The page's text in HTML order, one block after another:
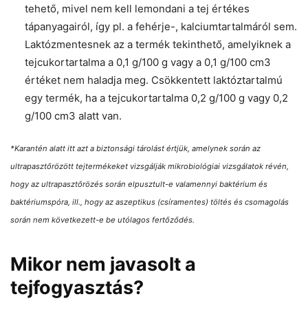
tehető, mivel nem kell lemondani a tej értékes
tápanyagairól, így pl. a fehérje-, kalciumtartalmáról sem.
Laktózmentesnek az a termék tekinthető, amelyiknek a
tejcukortartalma a 0,1 g/100 g vagy a 0,1 g/100 cm3
értéket nem haladja meg. Csökkentett laktóztartalmú
egy termék, ha a tejcukortartalma 0,2 g/100 g vagy 0,2
g/100 cm3 alatt van.
*Karantén alatt itt azt a biztonsági tárolást értjük, amelynek során az
ultrapasztőrözött tejtermékeket vizsgálják mikrobiológiai vizsgálatok révén,
hogy az ultrapasztőrözés során elpusztult-e valamennyi baktérium és
baktériumspóra, ill., hogy az aszeptikus (csíramentes) töltés és csomagolás
során nem következett-e be utólagos fertőződés.
Mikor nem javasolt a
tejfogyasztás?